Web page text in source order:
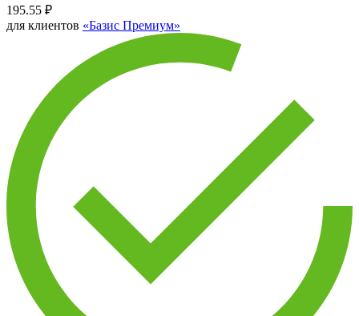
195.55 ₽
для клиентов «Базис Премиум»